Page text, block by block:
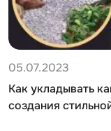
05.07.2023
Как укладывать
создания